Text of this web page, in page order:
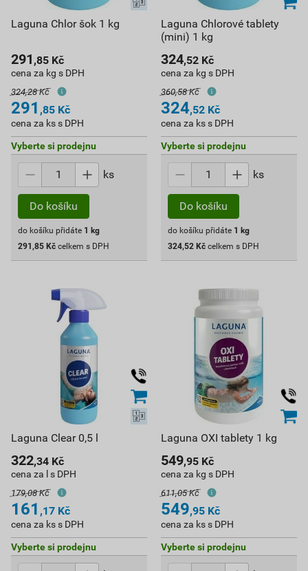
Laguna Chlor šok 1 kg
291 ,85 Kč
cena za kg s DPH
324,28 Kč
291 ,85 Kč
cena za ks s DPH
Vyberte si prodejnu
ks
Do košíku
do košíku přidáte 1 kg
291,85 Kč celkem s DPH
Laguna Chlorové tablety
(mini) 1 kg
324,52 Kč
cena za kg s DPH
360,58 Kč
324,52 Kč
cena za ks s DPH
Vyberte si prodejnu
ks
Do košíku
do košíku přidáte 1 kg
324,52 Kč celkem s DPH
Laguna Clear 0,5 l
322,34 Kč
cena za l s DPH
179,08 Kč
161 ,17 Kč
cena za ks s DPH
Vyberte si prodejnu
Laguna OXI tablety 1 kg
549,95 Kč
cena za kg s DPH
611,05 Kč
549,95 Kč
cena za ks s DPH
Vyberte si prodejnu